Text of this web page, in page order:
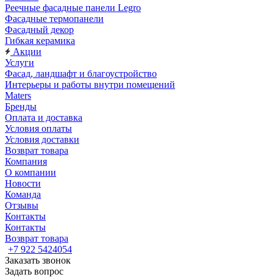
Реечные фасадные панели Legro
Фасадные термопанели
Фасадный декор
Гибкая керамика
Акции
Услуги
Фасад, ландшафт и благоустройство
Интерьеры и работы внутри помещений
Maters
Бренды
Оплата и доставка
Условия оплаты
Условия доставки
Возврат товара
Компания
О компании
Новости
Команда
Отзывы
Контакты
Контакты
Возврат товара
+7 922 5424054
Заказать звонок
Задать вопрос